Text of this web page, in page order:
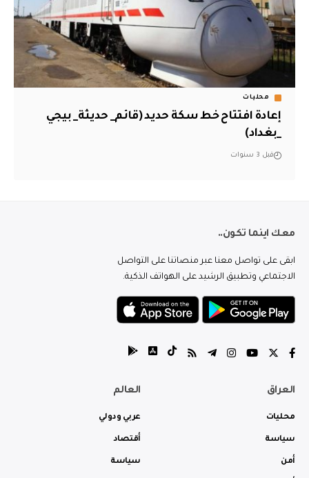
محليات
إعادة افتتاح خط سكة حديد (قائم_ حديثة_ بيجي
_بغداد)
قبل 3 سنوات
معك اينما تكون..
ابقى على تواصل معنا عبر منصاتنا على التواصل
الاجتماعي وتطبيق الرشيد على الهواتف الذكية.
العراق
محليات
سياسة
أمن
العالم
عربي ودولي
أقتصاد
سياسة